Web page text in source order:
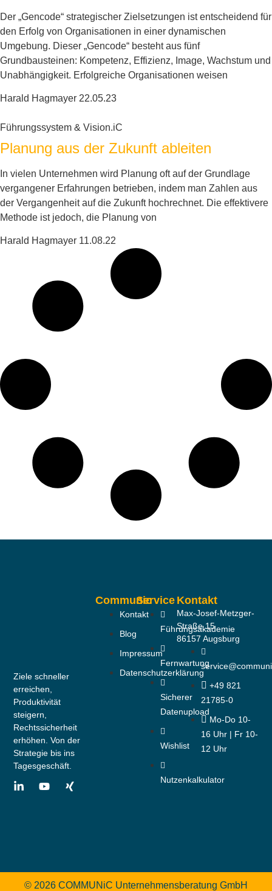
Der „Gencode“ strategischer Zielsetzungen ist entscheidend für
den Erfolg von Organisationen in einer dynamischen
Umgebung. Dieser „Gencode“ besteht aus fünf
Grundbausteinen: Kompetenz, Effizienz, Image, Wachstum und
Unabhängigkeit. Erfolgreiche Organisationen weisen
Harald Hagmayer 22.05.23
Führungssystem & Vision.iC
Planung aus der Zukunft ableiten
In vielen Unternehmen wird Planung oft auf der Grundlage
vergangener Erfahrungen betrieben, indem man Zahlen aus
der Vergangenheit auf die Zukunft hochrechnet. Die effektivere
Methode ist jedoch, die Planung von
Harald Hagmayer 11.08.22
Ziele schneller
erreichen,
Produktivität
steigern,
Rechtssicherheit
erhöhen. Von der
Strategie bis ins
Tagesgeschäft.
Service
Führungsakademie
Fernwartung
Sicherer
Datenupload
Wishlist
Nutzenkalkulator
Communic
Kontakt
Blog
Impressum
Datenschutzerklärung
Kontakt
Max-Josef-Metzger-
Straße 15
86157 Augsburg
+49 821
21785-0
Mo-Do 10-
16 Uhr | Fr 10-
12 Uhr
© 2026 COMMUNiC Unternehmensberatung GmbH